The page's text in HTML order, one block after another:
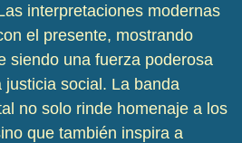
interpretaciones modernas
el presente, mostrando
siendo una fuerza poderosa
social. La banda
no solo rinde homenaje a los
que también inspira a